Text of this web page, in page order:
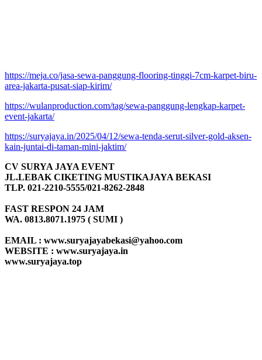
https://meja.co/jasa-sewa-panggung-flooring-tinggi-7cm-karpet-biru-
area-jakarta-pusat-siap-kirim/
https://wulanproduction.com/tag/sewa-panggung-lengkap-karpet-
event-jakarta/
https://suryajaya.in/2025/04/12/sewa-tenda-serut-silver-gold-aksen-
kain-juntai-di-taman-mini-jaktim/
CV SURYA JAYA EVENT
JL.LEBAK CIKETING MUSTIKAJAYA BEKASI
TLP. 021-2210-5555/021-8262-2848
FAST RESPON 24 JAM
WA. 0813.8071.1975 ( SUMI )
EMAIL : www.suryajayabekasi@yahoo.com
WEBSITE : www.suryajaya.in
www.suryajaya.top